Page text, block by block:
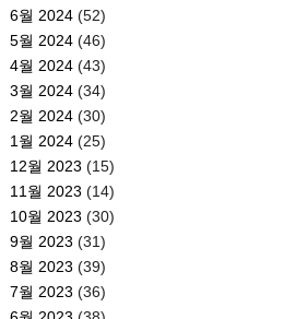
6월 2024(52)
5월 2024(46)
4월 2024(43)
3월 2024(34)
2월 2024(30)
1월 2024(25)
12월 2023 (15)
11월 2023 (14)
10월 2023 (30)
9월 2023 (31)
8월 2023 (39)
7월 2023 (36)